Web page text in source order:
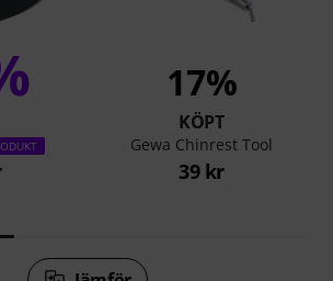
17%
KÖPT
Gewa Chinrest Tool
39 kr